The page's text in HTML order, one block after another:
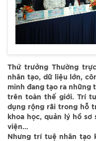
Thứ trưởng Thường
nhân tạo, dữ liệu lớn,
minh đang tạo ra những
trên toàn thế giới. Trí
dụng rộng rãi trong hỗ
khoa học, quản lý hồ
viện…
Nhưng trí tuệ nhân tạo